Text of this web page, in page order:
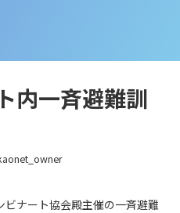
内一斉避難訓
ナート協会殿主催の一斉避難